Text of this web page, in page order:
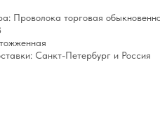
Проволока торговая
Санкт-Петербург и Россия